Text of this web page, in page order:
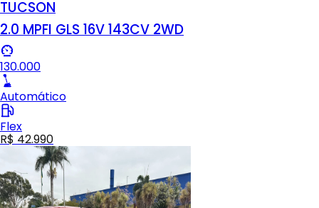
TUCSON
2.0 MPFI GLS 16V 143CV 2WD
130.000
Automático
Flex
R$ 42.990